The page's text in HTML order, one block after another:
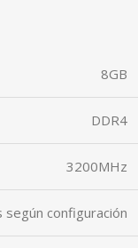
8GB
DDR4
3200MHz
según configuración